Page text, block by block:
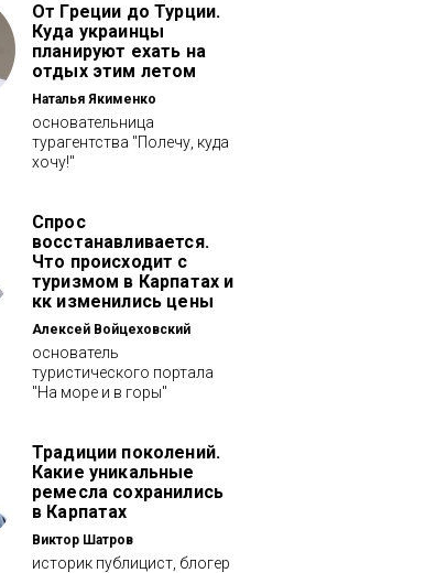
От Греции до Турции.
Куда украинцы
планируют ехать на
отдых этим летом
Наталья Якименко
основательница
турагентства "Полечу, куда
хочу!"
Спрос
восстанавливается.
Что происходит с
туризмом в Карпатах и
кк изменились цены
Алексей Войцеховский
основатель
туристического портала
"На море и в горы"
Традиции поколений.
Какие уникальные
ремесла сохранились
в Карпатах
Виктор Шатров
историк публицист, блогер